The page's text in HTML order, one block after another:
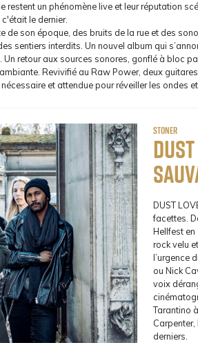
restent un phénomène live et leur réputation
le dernier.
de son époque, des bruits de la rue et des
sentiers interdits. Un nouvel album qui
retour aux sources sonores, gonflé à bloc
Revivifié au Raw Power, deux
et attendue pour réveiller les ondes
Stoner
DUST
facettes.
Hellfest
rock velu
l’urgence
ou Nick
voix
Tarantino
derniers.